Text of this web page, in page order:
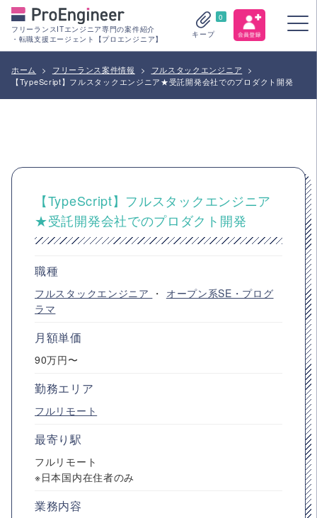
フリーランスITエンジニア専門の案件紹介
・転職支援エージェント【プロエンジニア】
0
キープ
ホーム > フリーランス案件情報 > フルスタックエンジニア
>
【TypeScript】フルスタックエンジニア★受託開発会社でのプロダクト開発
【TypeScript】フルスタックエンジニア
★受託開発会社でのプロダクト開発
職種
フルスタックエンジニア ・ オープン系SE・プログ
ラマ
月額単価
90万円〜
勤務エリア
フルリモート
最寄り駅
フルリモート
※日本国内在住者のみ
業務内容